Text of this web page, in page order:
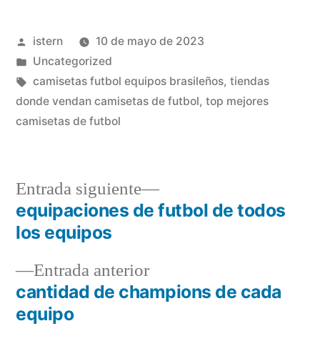
Publicado
por
istern
10 de mayo de 2023
Publicado
en
Uncategorized
Etiquetas:
camisetas futbol equipos brasileños, tiendas
donde vendan camisetas de futbol, top mejores
camisetas de futbol
Navegación
entradas
Entrada anteriorEntrada
anterior:
cantidad de champions de cada
equipo
Entrada siguiente
Entrada
siguiente:
equipaciones de futbol de todos
los equipos